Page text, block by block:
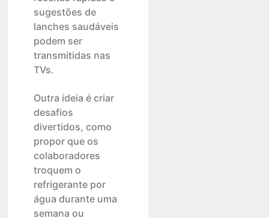
sugestões de
lanches saudáveis
podem ser
transmitidas nas
TVs.
Outra ideia é criar
desafios
divertidos, como
propor que os
colaboradores
troquem o
refrigerante por
água durante uma
semana ou